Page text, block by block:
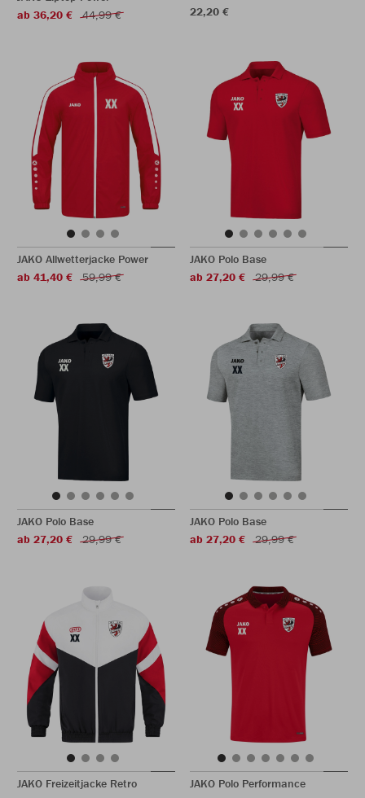
ab 36,20 €
44,99 €
22,20 €
JAKO Allwetterjacke Power
ab 41,40 €
59,99 €
JAKO Polo Base
ab 27,20 €
29,99 €
JAKO Polo Base
ab 27,20 €
29,99 €
JAKO Polo Base
ab 27,20 €
29,99 €
JAKO Freizeitjacke Retro
JAKO Polo Performance